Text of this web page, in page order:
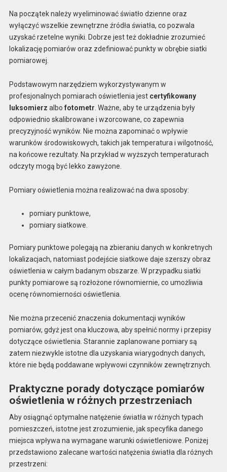
Na początek należy wyeliminować światło dzienne oraz
wyłączyć wszelkie zewnętrzne źródła światła, co pozwala
uzyskać rzetelne wyniki. Dobrze jest też dokładnie zrozumieć
lokalizację pomiarów oraz zdefiniować punkty w obrębie siatki
pomiarowej.
Podstawowym narzędziem wykorzystywanym w
profesjonalnych pomiarach oświetlenia jest certyfikowany
luksomierz albo fotometr . Ważne, aby te urządzenia były
odpowiednio skalibrowane i wzorcowane, co zapewnia
precyzyjność wyników. Nie można zapominać o wpływie
warunków środowiskowych, takich jak temperatura i wilgotność,
na końcowe rezultaty. Na przykład w wyższych temperaturach
odczyty mogą być lekko zawyżone.
Pomiary oświetlenia można realizować na dwa sposoby:
pomiary punktowe,
pomiary siatkowe.
Pomiary punktowe polegają na zbieraniu danych w konkretnych
lokalizacjach, natomiast podejście siatkowe daje szerszy obraz
oświetlenia w całym badanym obszarze. W przypadku siatki
punkty pomiarowe są rozłożone równomiernie, co umożliwia
ocenę równomierności oświetlenia.
Nie można przecenić znaczenia dokumentacji wyników
pomiarów, gdyż jest ona kluczowa, aby spełnić normy i przepisy
dotyczące oświetlenia. Starannie zaplanowane pomiary są
zatem niezwykle istotne dla uzyskania wiarygodnych danych,
które nie będą poddawane wpływowi czynników zewnętrznych.
Praktyczne porady dotyczące pomiarów
oświetlenia w różnych przestrzeniach
Aby osiągnąć optymalne natężenie światła w różnych typach
pomieszczeń, istotne jest zrozumienie, jak specyfika danego
miejsca wpływa na wymagane warunki oświetleniowe. Poniżej
przedstawiono zalecane wartości natężenia światła dla różnych
przestrzeni: